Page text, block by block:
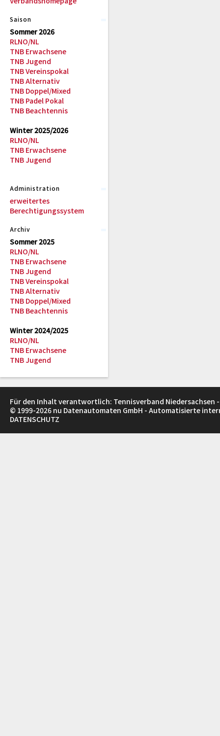
Saison
Sommer 2026
RLNO/NL
TNB Erwachsene
TNB Jugend
TNB Vereinspokal
TNB Alternativ
TNB Doppel/Mixed
TNB Padel Pokal
TNB Beachtennis
Winter 2025/2026
RLNO/NL
TNB Erwachsene
TNB Jugend
Administration
erweitertes
Berechtigungssystem
Archiv
Sommer 2025
RLNO/NL
TNB Erwachsene
TNB Jugend
TNB Vereinspokal
TNB Alternativ
TNB Doppel/Mixed
TNB Beachtennis
Winter 2024/2025
RLNO/NL
TNB Erwachsene
TNB Jugend
Für den Inhalt verantwortlich: Tennisverband Niedersachsen -
© 1999-2026 nu Datenautomaten GmbH - Automatisierte
DATENSCHUTZ